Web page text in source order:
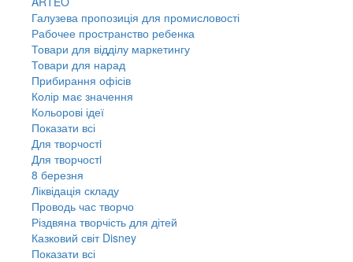
Галузева пропозиція для промисловості
Рабочее пространство ребенка
Товари для відділу маркетингу
Товари для нарад
Прибирання офісів
Колір має значення
Кольорові ідеї
Показати всі
Для творчостi
Для творчостi
8 березня
Ліквідація складу
Проводь час творчо
Різдвяна творчість для дітей
Казковий світ Disney
Показати всі